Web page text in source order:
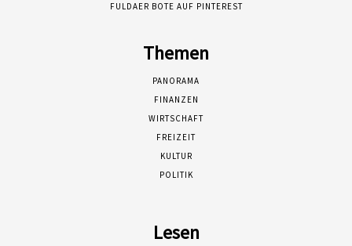
FULDAER BOTE AUF PINTEREST
Themen
PANORAMA
FINANZEN
WIRTSCHAFT
FREIZEIT
KULTUR
POLITIK
Lesen